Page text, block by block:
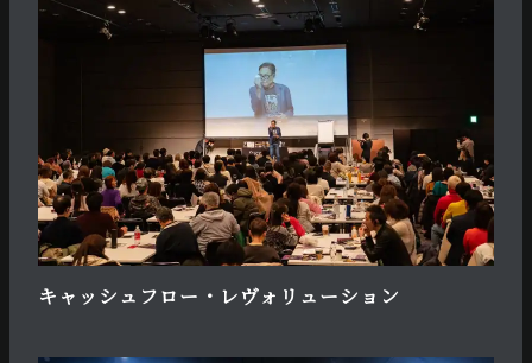
キャッシュフロー・レヴォリューション